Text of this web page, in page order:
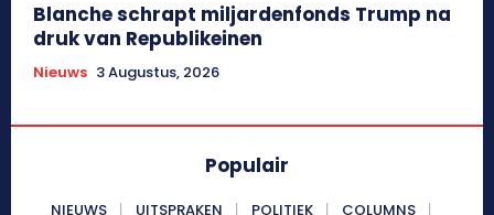
Blanche schrapt miljardenfonds Trump na
druk van Republikeinen
Nieuws 3 Augustus, 2026
Populair
NIEUWS UITSPRAKEN POLITIEK
COLUMNS